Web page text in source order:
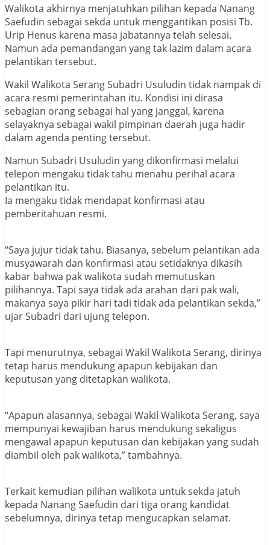
Walikota akhirnya menjatuhkan pilihan kepada Nanang
Saefudin sebagai sekda untuk menggantikan posisi Tb.
Urip Henus karena masa jabatannya telah selesai.
Namun ada pemandangan yang tak lazim dalam acara
pelantikan tersebut.
Wakil Walikota Serang Subadri Usuludin tidak nampak di
acara resmi pemerintahan itu. Kondisi ini dirasa
sebagian orang sebagai hal yang janggal, karena
selayaknya sebagai wakil pimpinan daerah juga hadir
dalam agenda penting tersebut.
Namun Subadri Usuludin yang dikonfirmasi melalui
telepon mengaku tidak tahu menahu perihal acara
pelantikan itu.
Ia mengaku tidak mendapat konfirmasi atau
pemberitahuan resmi.
“Saya jujur tidak tahu. Biasanya, sebelum pelantikan ada
musyawarah dan konfirmasi atau setidaknya dikasih
kabar bahwa pak walikota sudah memutuskan
pilihannya. Tapi saya tidak ada arahan dari pak wali,
makanya saya pikir hari tadi tidak ada pelantikan sekda,”
ujar Subadri dari ujung telepon.
Tapi menurutnya, sebagai Wakil Walikota Serang, dirinya
tetap harus mendukung apapun kebijakan dan
keputusan yang ditetapkan walikota.
“Apapun alasannya, sebagai Wakil Walikota Serang, saya
mempunyai kewajiban harus mendukung sekaligus
mengawal apapun keputusan dan kebijakan yang sudah
diambil oleh pak walikota,” tambahnya.
Terkait kemudian pilihan walikota untuk sekda jatuh
kepada Nanang Saefudin dari tiga orang kandidat
sebelumnya, dirinya tetap mengucapkan selamat.